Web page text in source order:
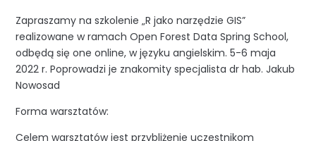
Zapraszamy na szkolenie „R jako narzędzie GIS”
realizowane w ramach Open Forest Data Spring School,
odbędą się one online, w języku angielskim. 5-6 maja
2022 r. Poprowadzi je znakomity specjalista dr hab. Jakub
Nowosad
Forma warsztatów:
Celem warsztatów jest przybliżenie uczestnikom